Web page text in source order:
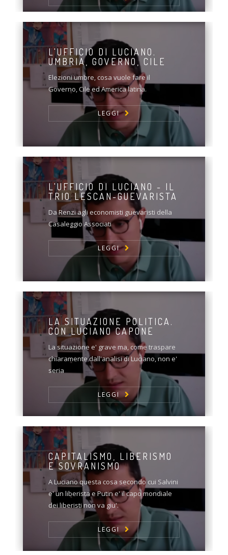
L'UFFICIO DI LUCIANO.
UMBRIA, GOVERNO, CILE
Elezioni umbre, cosa vuole fare il
Governo, Cile ed America latina.
LEGGI
L'UFFICIO DI LUCIANO - IL
TRIO LESCAN-GUEVARISTA
Da Renzi agli economisti guevaristi della
Casaleggio Associati
LEGGI
LA SITUAZIONE POLITICA.
CON LUCIANO CAPONE
La situazione e' grave ma, come traspare
chiaramente dall'analisi di Luciano, non e'
seria
LEGGI
CAPITALISMO, LIBERISMO
E SOVRANISMO
A Luciano questa cosa secondo cui Salvini
e' un liberista e Putin e' il capo mondiale
dei liberisti non va giu'.
LEGGI